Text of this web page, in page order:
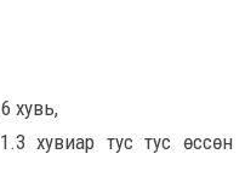
хувь,
хувиар тус тус өссөн